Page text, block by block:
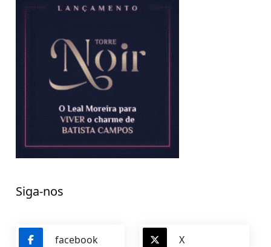
Siga-nos
facebook X